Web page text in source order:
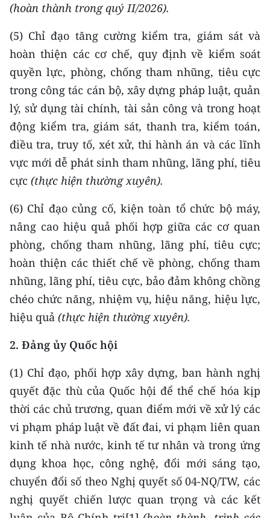
(hoàn thành trong quý II/2026).
(5) Chỉ đạo tăng cường kiểm tra, giám sát và
hoàn thiện các cơ chế, quy định về kiểm soát
quyền lực, phòng, chống tham nhũng, tiêu cực
trong công tác cán bộ, xây dựng pháp luật, quản
lý, sử dụng tài chính, tài sản công và trong hoạt
động kiểm tra, giám sát, thanh tra, kiểm toán,
điều tra, truy tố, xét xử, thi hành án và các lĩnh
vực mới dễ phát sinh tham nhũng, lãng phí, tiêu
cực (thực hiện thường xuyên).
(6) Chỉ đạo củng cố, kiện toàn tổ chức bộ máy,
nâng cao hiệu quả phối hợp giữa các cơ quan
phòng, chống tham nhũng, lãng phí, tiêu cực;
hoàn thiện các thiết chế về phòng, chống tham
nhũng, lãng phí, tiêu cực, bảo đảm không chồng
chéo chức năng, nhiệm vụ, hiệu năng, hiệu lực,
hiệu quả (thực hiện thường xuyên).
2. Đảng ủy Quốc hội
(1) Chỉ đạo, phối hợp xây dựng, ban hành nghị
quyết đặc thù của Quốc hội để thể chế hóa kịp
thời các chủ trương, quan điểm mới về xử lý các
vi phạm pháp luật về đất đai, vi phạm liên quan
kinh tế nhà nước, kinh tế tư nhân và trong ứng
dụng khoa học, công nghệ, đổi mới sáng tạo,
chuyển đổi số theo Nghị quyết số 04-NQ/TW, các
nghị quyết chiến lược quan trọng và các kết